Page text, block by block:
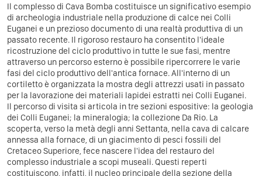
Il complesso di Cava Bomba costituisce un significativo esempio
di archeologia industriale nella produzione di calce nei Colli
Euganei e un prezioso documento di una realtà produttiva di un
passato recente. Il rigoroso restauro ha consentito l'ideale
ricostruzione del ciclo produttivo in tutte le sue fasi, mentre
attraverso un percorso esterno è possibile ripercorrere le varie
fasi del ciclo produttivo dell'antica fornace. All'interno di un
cortiletto è organizzata la mostra degli attrezzi usati in passato
per la lavorazione dei materiali lapidei estratti nei Colli Euganei.
Il percorso di visita si articola in tre sezioni espositive: la geologia
dei Colli Euganei; la mineralogia; la collezione Da Rio. La
scoperta, verso la metà degli anni Settanta, nella cava di calcare
annessa alla fornace, di un giacimento di pesci fossili del
Cretaceo Superiore, fece nascere l'idea del restauro del
complesso industriale a scopi museali. Questi reperti
costituiscono, infatti, il nucleo principale della sezione della